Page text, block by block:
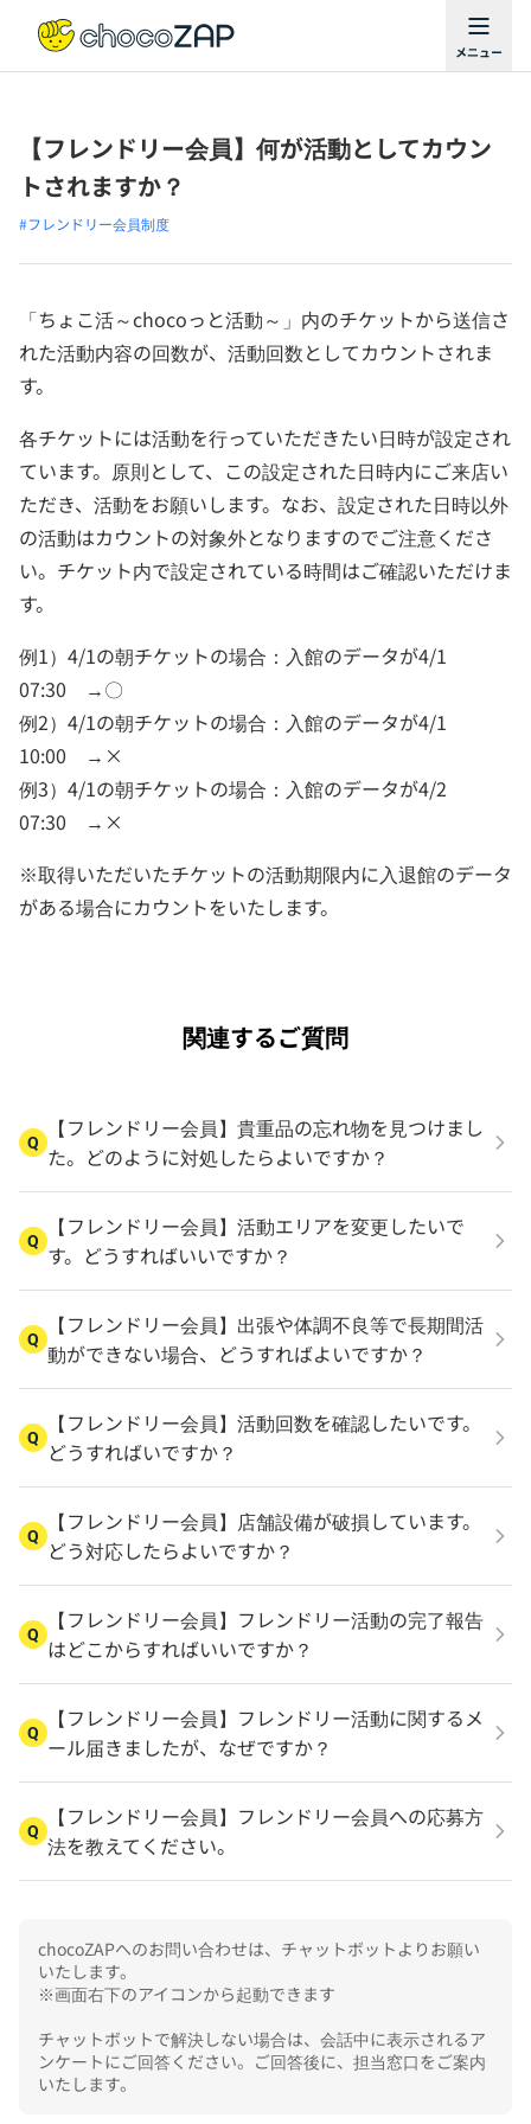
【フレンドリー会員】何が活動としてカウン
トされますか？
#フレンドリー会員制度
「ちょこ活～chocoっと活動～」内のチケットから送信さ
れた活動内容の回数が、活動回数としてカウントされま
す。
各チケットには活動を行っていただきたい日時が設定され
ています。原則として、この設定された日時内にご来店い
ただき、活動をお願いします。なお、設定された日時以外
の活動はカウントの対象外となりますのでご注意くださ
い。チケット内で設定されている時間はご確認いただけま
す。
例1）4/1の朝チケットの場合：入館のデータが4/1
07:30 →〇
例2）4/1の朝チケットの場合：入館のデータが4/1
10:00 →×
例3）4/1の朝チケットの場合：入館のデータが4/2
07:30 →×
※取得いただいたチケットの活動期限内に入退館のデータ
がある場合にカウントをいたします。
関連するご質問
Q
【フレンドリー会員】貴重品の忘れ物を見つけまし
た。どのように対処したらよいですか？
Q
【フレンドリー会員】活動エリアを変更したいで
す。どうすればいいですか？
Q
【フレンドリー会員】出張や体調不良等で長期間活
動ができない場合、どうすればよいですか？
Q
【フレンドリー会員】活動回数を確認したいです。
どうすればいですか？
Q
【フレンドリー会員】店舗設備が破損しています。
どう対応したらよいですか？
Q
【フレンドリー会員】フレンドリー活動の完了報告
はどこからすればいいですか？
Q
【フレンドリー会員】フレンドリー活動に関するメ
ール届きましたが、なぜですか？
Q
【フレンドリー会員】フレンドリー会員への応募方
法を教えてください。
chocoZAPへのお問い合わせは、チャットボットよりお願い
いたします。
※画面右下のアイコンから起動できます
チャットボットで解決しない場合は、会話中に表示されるア
ンケートにご回答ください。ご回答後に、担当窓口をご案内
いたします。